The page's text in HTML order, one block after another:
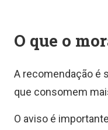
O que o
A recomendação é
que consomem
O aviso é